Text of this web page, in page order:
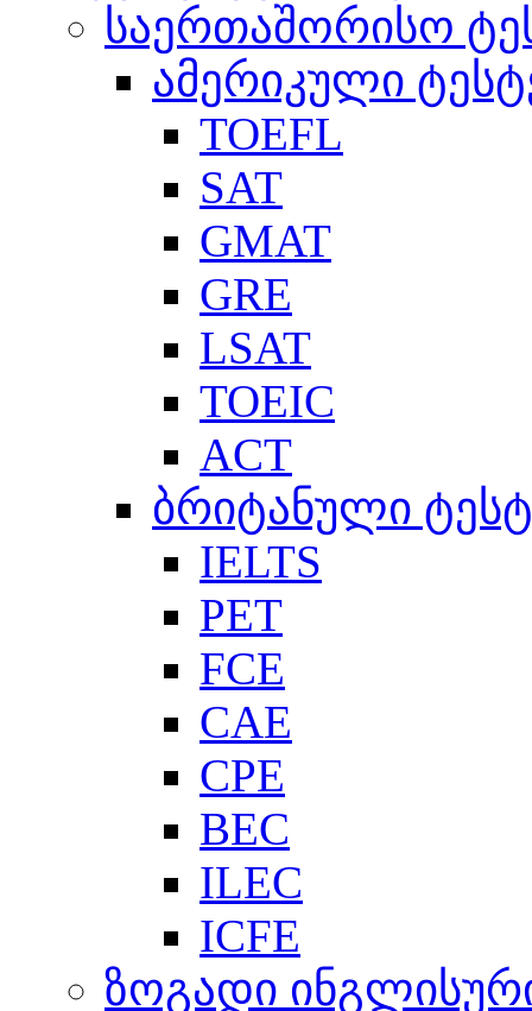
საერთაშორისო
ამერიკული
TOEFL
SAT
GMAT
GRE
LSAT
TOEIC
ACT
ბრიტანული
IELTS
PET
FCE
CAE
CPE
BEC
ILEC
ICFE
ზოგადი